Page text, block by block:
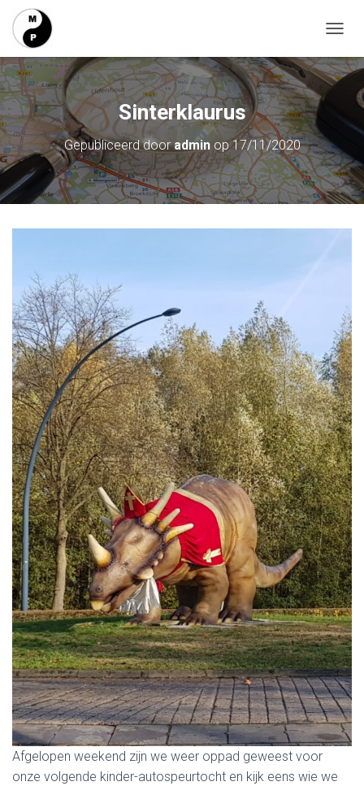
O
G
G
A
V
I
G
T
Sinterklaurus
Gepubliceerd dooradminop17/11/2020
Afgelopen weekend zijn we weer oppad geweest voor
onze volgende kinder-autospeurtocht en kijk eens wie we